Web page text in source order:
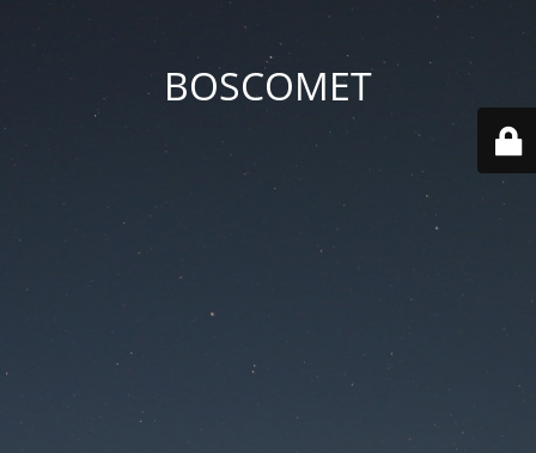
BOSCOMET